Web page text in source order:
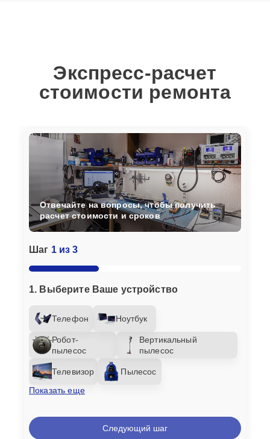
Экспресс-расчет
стоимости ремонта
Шаг 1 из 3
1. Выберите Ваше устройство
Телефон Ноутбук
Робот-
пылесос
Вертикальный
пылесос
Телевизор
Пылесос
Показать еще
Отвечайте на вопросы, чтобы получить
расчет стоимости и сроков
Следующий шаг